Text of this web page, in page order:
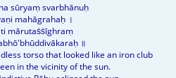
sūryaṃ svarbhānuḥ
mahāgrahaḥ ।
mārutaṡṡīghraṃ
॥
torso that looked like an iron club
in the vicinity of the sun.